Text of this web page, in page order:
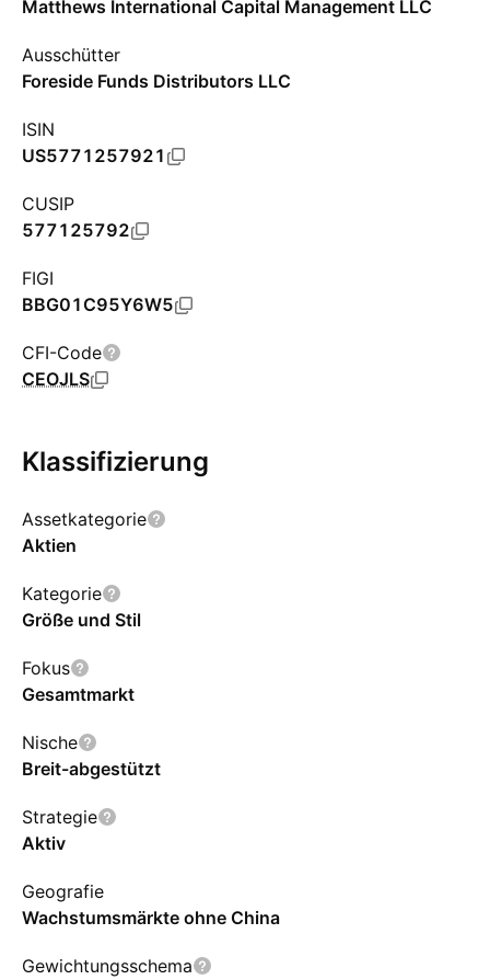
Matthews International Capital Management LLC
Ausschütter
Foreside Funds Distributors LLC
ISIN
US5771257921
CUSIP
577125792
FIGI
BBG01C95Y6W5
CFI-Code
CEOJLS
Klassifizierung
Assetkategorie
Aktien
Kategorie
Größe und Stil
Fokus
Gesamtmarkt
Nische
Breit-abgestützt
Strategie
Aktiv
Geografie
Wachstumsmärkte ohne China
Gewichtungsschema